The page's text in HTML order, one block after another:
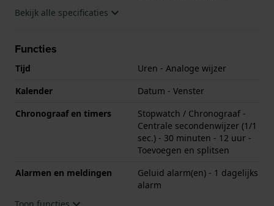
Bekijk alle specificaties
Functies
Tijd
Uren - Analoge wijzer
Kalender
Datum - Venster
Chronograaf en timers
Stopwatch / Chronograaf -
Centrale secondenwijzer (1/1
sec.) - 30 minuten - 12 uur -
Toevoegen en splitsen
Alarmen en meldingen
Geluid alarm(en) - 1 dagelijks
alarm